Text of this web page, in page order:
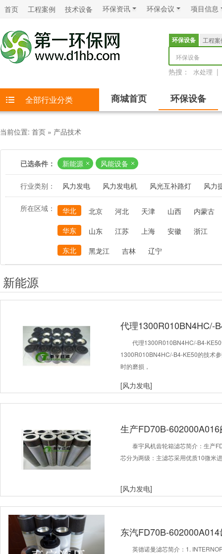
首页 工程案例 技术设备 环保资讯 环保会议 项目信息
环保设备
工程案
环保设备
热搜： 水处理 |
全部行业分类 商城首页 环保设备
当前位置: 首页 » 产品技术
已选条件： 新能源 风能设备
行业类别： 风力发电 风力发电机 风光互补路灯 风力
所在区域： 华北 北京 河北 天津 山西
内蒙古
华东
山东 江苏 上海 安徽
浙江
东北
黑龙江 吉林 辽宁
新能源
代理1300R010BN4HC/-
代理1300R010BN4HC/-B4-
1300R010BN4HC/-B4-KE50的技术
时的磨损，
[风力发电]
生产FD70B-
泰宇风机齿轮箱滤芯简介：生产
芯分为两级：主滤芯采用优质10微米
[风力发电]
东汽FD70B-
英德诺曼滤芯简介：1.